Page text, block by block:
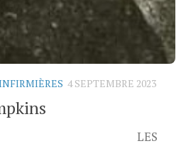
4 SEPTEMBRE 2023